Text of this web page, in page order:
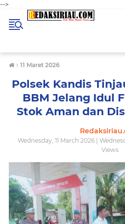
-->
› 11 Maret 2026
Polsek Kandis
BBM Jelang Idul
Stok Aman dan
Wednesday, 11 March 2026 |
Views